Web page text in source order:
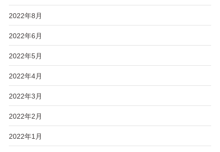
2022年8月
2022年6月
2022年5月
2022年4月
2022年3月
2022年2月
2022年1月